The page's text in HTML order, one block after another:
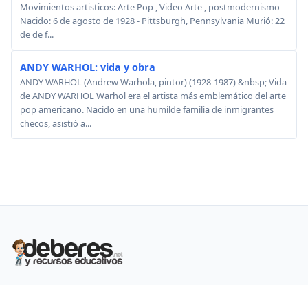
Movimientos artisticos: Arte Pop , Video Arte , postmodernismo
Nacido: 6 de agosto de 1928 - Pittsburgh, Pennsylvania Murió: 22
de de f...
ANDY WARHOL: vida y obra
ANDY WARHOL (Andrew Warhola, pintor) (1928-1987) &nbsp; Vida
de ANDY WARHOL Warhol era el artista más emblemático del arte
pop americano. Nacido en una humilde familia de inmigrantes
checos, asistió a...